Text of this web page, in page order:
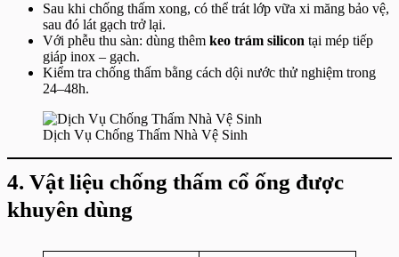
Sau khi chống thấm xong, có thể trát lớp vữa xi măng bảo vệ,
sau đó lát gạch trở lại.
Với phễu thu sàn: dùng thêm keo trám silicon tại mép tiếp
giáp inox – gạch.
Kiểm tra chống thấm bằng cách dội nước thử nghiệm trong
24–48h.
Dịch Vụ Chống Thấm Nhà Vệ Sinh
4. Vật liệu chống thấm cổ ống được
khuyên dùng